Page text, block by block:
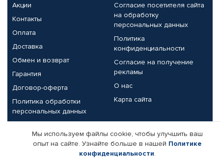
Акции
Контакты
Оплата
Доставка
Обмен и возврат
Гарантия
Договор-оферта
Политика обработки
персональных данных
Согласие посетителя сайта
на обработку
персональных данных
Политика
конфиденциальности
Согласие на получение
рекламы
О нас
Карта сайта
Партнерам
Корпоративным клиентам
Реквизиты компании
Мы используем файлы cookie, чтобы улучшить ваш
опыт на сайте. Узнайте больше в нашей Политике
конфиденциальности.